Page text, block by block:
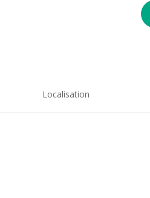
Localisation